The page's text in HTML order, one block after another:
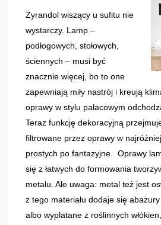
Żyrandol wiszący u sufitu nie
wystarczy. Lamp –
podłogowych, stołowych,
ściennych – musi być
znacznie więcej, bo to one
zapewniają miły nastrój i kreują
oprawy w stylu pałacowym
Teraz funkcję dekoracyjną
filtrowane przez oprawy w
prostych po fantazyjne. Oprawy
się z łatwych do formowania
metalu. Ale uwaga: metal też jest
z tego materiału dodaje się
albo wyplatane z roślinnych